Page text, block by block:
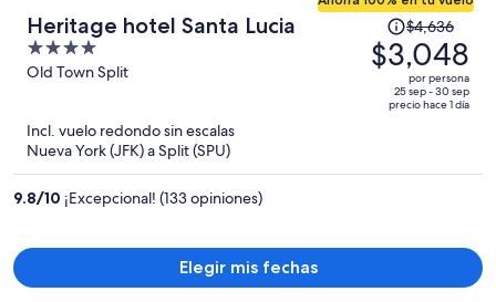
Heritage hotel Santa Lucia
4
out
Old Town Split
precio
era
$4,636
por
$4,636
$3,048
por persona
25 sep - 30 sep
precio hace 1 día
Incl. vuelo redondo sin escalas
Nueva York (JFK) a Split (SPU)
9.8/10 ¡Excepcional! (133 opiniones)
Elegir mis fechas